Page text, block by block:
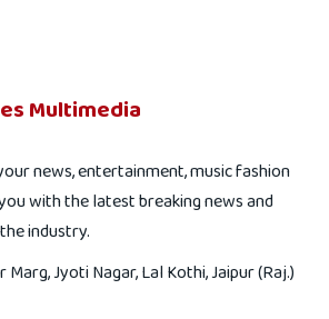
Multimedia
news, entertainment, music fashion
with the latest breaking news and
industry.
Marg, Jyoti Nagar, Lal Kothi, Jaipur (Raj.)